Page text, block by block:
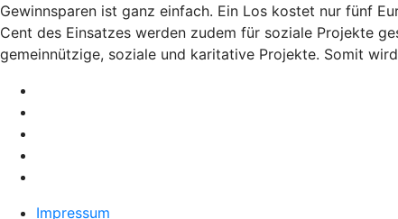
Gewinnsparen ist ganz einfach. Ein Los kostet nur fünf
Cent des Einsatzes werden zudem für soziale Projekte
gemeinnützige, soziale und karitative Projekte. Somit
Impressum